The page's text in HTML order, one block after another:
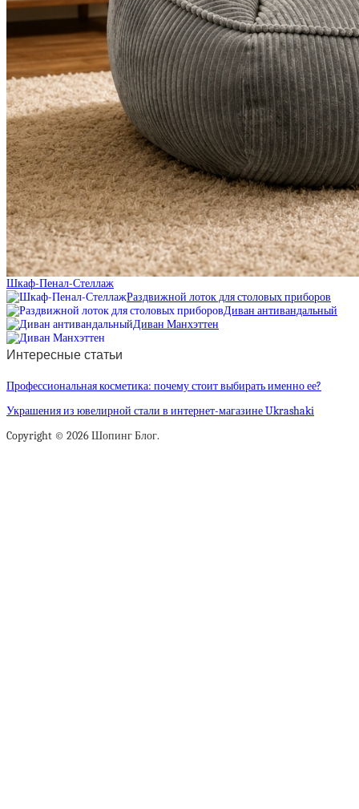
Шкаф-Пенал-Стеллаж
Раздвижной лоток для столовых приборов
Диван антивандальный
Диван Манхэттен
Интересные статьи
Профессиональная косметика: почему стоит выбирать именно ее?
Украшения из ювелирной стали в интернет-магазине Ukrashaki
Copyright © 2026 Шопинг Блог.